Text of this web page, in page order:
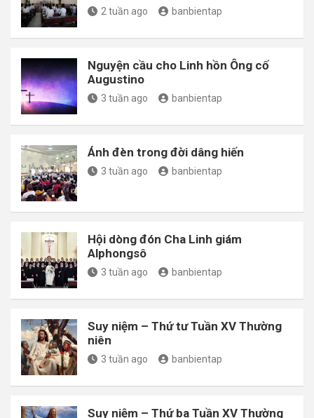
2 tuần ago banbientap
Nguyện cầu cho Linh hồn Ông cố
Augustino
3 tuần ago banbientap
Ánh đèn trong đời dâng hiến
3 tuần ago banbientap
Hội dòng đón Cha Linh giám
Alphongsô
3 tuần ago banbientap
Suy niệm – Thứ tư Tuần XV Thường
niên
3 tuần ago banbientap
Suy niệm – Thứ ba Tuần XV Thường